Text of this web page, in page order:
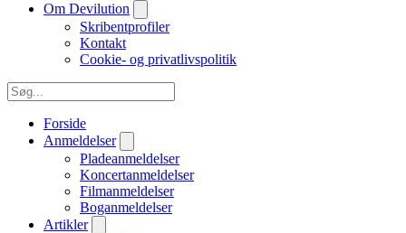
Om Devilution
Skribentprofiler
Kontakt
Cookie- og privatlivspolitik
Forside
Anmeldelser
Pladeanmeldelser
Koncertanmeldelser
Filmanmeldelser
Boganmeldelser
Artikler